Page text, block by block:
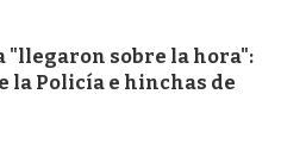
"llegaron sobre la hora":
la Policía e hinchas de